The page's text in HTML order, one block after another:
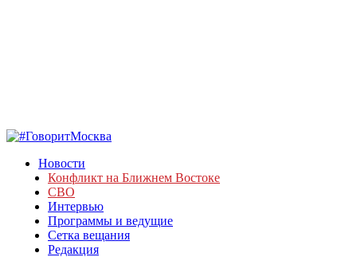
Новости
Конфликт на Ближнем Востоке
СВО
Интервью
Программы и ведущие
Сетка вещания
Редакция